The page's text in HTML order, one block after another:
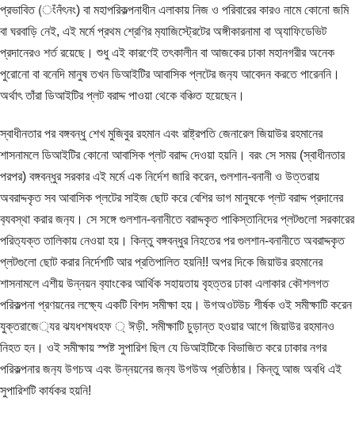
প্রভাবিত (ংঁনঁৎনং) বা মহাপরিকল্পনাধীন এলাকায় নিজ ও পরিবারের কারও নামে কোনো জমি
বা ঘরবাড়ি নেই, এই মর্মে প্রথম শ্রেণির ম‍্যাজিস্ট্রেটের অঙ্গীকারনামা বা অ্যাফিডেভিট
প্রদানেরও শর্ত রয়েছে। শুধু এই কারণেই তৎকালীন বা আজকের ঢাকা মহানগরীর অনেক
পুরোনো বা বনেদি মানুষ তখন ডিআইটির আবাসিক প্লটের জন‍্য আবেদন করতে পারেননি।
অর্থাৎ তাঁরা ডিআইটির প্লট বরাদ্দ পাওয়া থেকে বঞ্চিত হয়েছেন।
স্বাধীনতার পর বঙ্গবন্ধু শেখ মুজিবুর রহমান এবং রাষ্ট্রপতি জেনারেল জিয়াউর রহমানের
শাসনামলে ডিআইটির কোনো আবাসিক প্লট বরাদ্দ দেওয়া হয়নি। বরং সে সময় (স্বাধীনতার
পরপর) বঙ্গবন্ধুর সরকার এই মর্মে এক নির্দেশ জারি করেন, গুলশান-বনানী ও উত্তরায়
অবরাদ্দকৃত সব আবাসিক প্লটের সাইজ ছোট করে বেশির ভাগ মানুষকে প্লট বরাদ্দ প্রদানের
ব‍্যবস্থা করার জন‍্য। সে সঙ্গে গুলশান-বনানীতে বরাদ্দকৃত পাকিস্তানিদের প্লটগুলো সরকারের
পরিত‍্যক্ত তালিকায় নেওয়া হয়। কিন্তু বঙ্গবন্ধুর নিহতের পর গুলশান-বনানীতে অবরাদ্দকৃত
প্লটগুলো ছোট করার নির্দেশটি আর প্রতিপালিত হয়নি!! অপর দিকে জিয়াউর রহমানের
শাসনামলে এশীয় উন্নয়ন ব‍্যাংকের আর্থিক সহায়তায় বৃহত্তর ঢাকা এলাকার কৌশলগত
পরিকল্পনা প্রণয়নের লক্ষ্যে একটি বিশদ সমীক্ষা হয়। উগঅওটউচ শীর্ষক ওই সমীক্ষাটি করেন
যুক্তরাজে‍্যর ঝযধশষধহফ ্ ঈড়ী. সমীক্ষাটি চুড়ান্ত হওয়ার আগে জিয়াউর রহমানও
নিহত হন। ওই সমীক্ষায় স্পষ্ট সুপারিশ ছিল যে ডিআইটিকে বিভাজিত করে ঢাকার নগর
পরিকল্পনার জন‍্য উগচঅ এবং উন্নয়নের জন‍্য উগউঅ প্রতিষ্ঠার। কিন্তু আজ অবধি এই
সুপারিশটি কার্যকর হয়নি!